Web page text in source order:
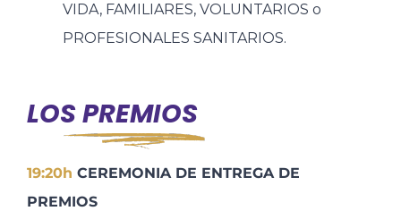
VIDA, FAMILIARES, VOLUNTARIOS o
PROFESIONALES SANITARIOS.
LOS PREMIOS
19:20h CEREMONIA DE ENTREGA DE
PREMIOS